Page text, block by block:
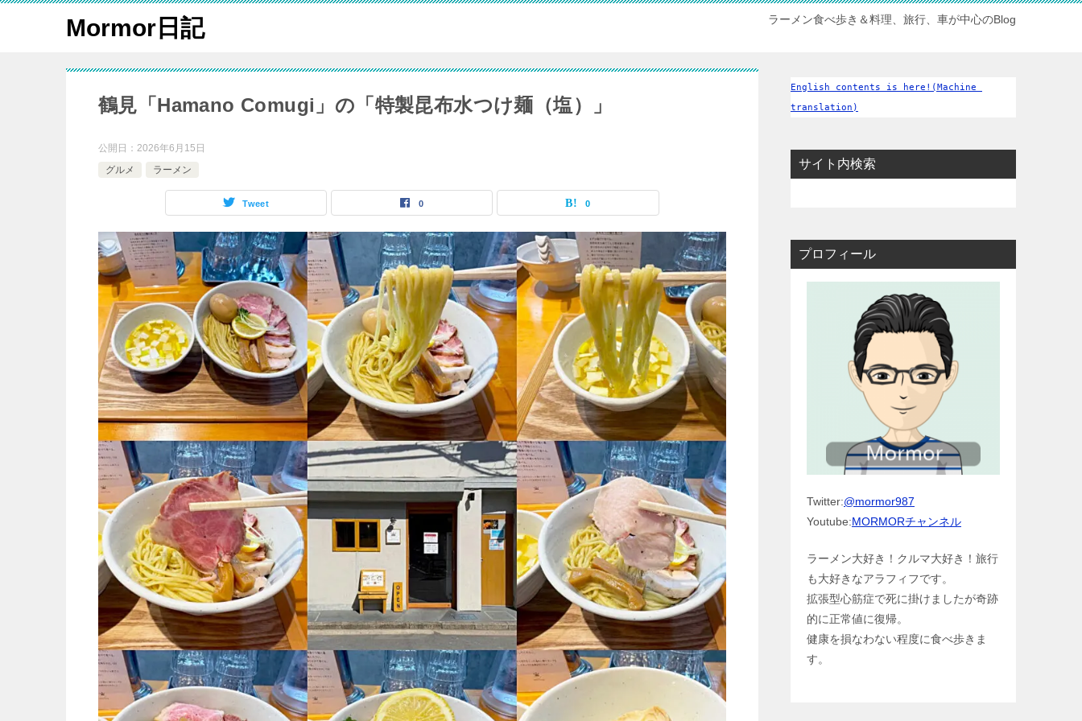
Mormor日記 ラーメン食べ歩き＆料理、旅行、車が中心のBlog
鶴見「Hamano Comugi」の「特製昆布水つけ麺（塩）」
公開日： 2026年6月15日
グルメ
ラーメン
Tweet 0 0
English contents is here!(Machine
translation)
サイト内検索
プロフィール
Twitter:@mormor987
Youtube:MORMORチャンネル
ラーメン大好き！クルマ大好き！旅行
も大好きなアラフィフです。
拡張型心筋症で死に掛けましたが奇跡
的に正常値に復帰。
健康を損なわない程度に食べ歩きま
す。